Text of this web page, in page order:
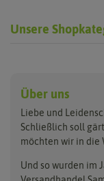
Unsere
Anzuchtschalen
Beleuchtung
Folien, Vliese und
Benary
Buzzy Seeds
Clever Pots
Dürr-Samen
Über uns
Liebe und
Schließlich soll
möchten wir in die
Und so wurden im